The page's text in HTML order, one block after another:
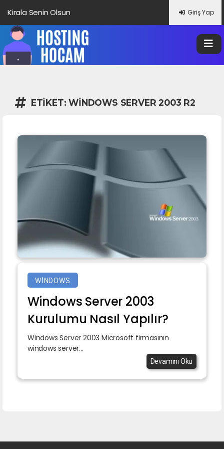
Kirala Senin Olsun Giriş Yap
ETIKET:WINDOWS SERVER 2003 R2
WINDOWS
Windows Server 2003
Kurulumu Nasıl Yapılır?
Windows Server 2003 Microsoft firmasının
windows server...
Devamını Oku